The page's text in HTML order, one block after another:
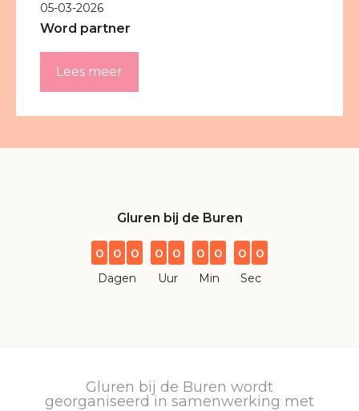
05-03-2026
Word partner
Lees meer
Gluren bij de Buren
0 0 0
Dagen
0 0
Uur
0 0
Min
0 0
Sec
Gluren bij de Buren wordt
georganiseerd in samenwerking met